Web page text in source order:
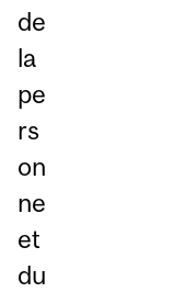
de
la
pe
rs
on
ne
et
du